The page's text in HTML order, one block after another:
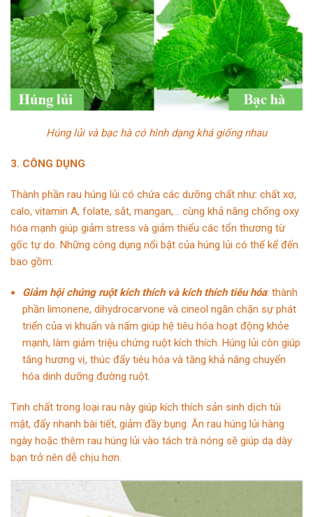
Húng lủi và bạc hà có hình dạng khá giống nhau
3. CÔNG DỤNG
Thành phần rau húng lủi có chứa các dưỡng chất như: chất xơ,
calo, vitamin A, folate, sắt, mangan,… cùng khả năng chống oxy
hóa mạnh giúp giảm stress và giảm thiểu các tổn thương từ
gốc tự do. Những công dụng nổi bật của húng lủi có thể kể đến
bao gồm:
Giảm hội chứng ruột kích thích và kích thích tiêu hóa: thành
phần limonene, dihydrocarvone và cineol ngăn chặn sự phát
triển của vi khuẩn và nấm giúp hệ tiêu hóa hoạt động khỏe
mạnh, làm giảm triệu chứng ruột kích thích. Húng lủi còn giúp
tăng hương vị, thúc đẩy tiêu hóa và tăng khả năng chuyển
hóa dinh dưỡng đường ruột.
Tinh chất trong loại rau này giúp kích thích sản sinh dịch túi
mật, đẩy nhanh bài tiết, giảm đầy bụng. Ăn rau húng lủi hàng
ngày hoặc thêm rau húng lủi vào tách trà nóng sẽ giúp dạ dày
bạn trở nên dễ chịu hơn.